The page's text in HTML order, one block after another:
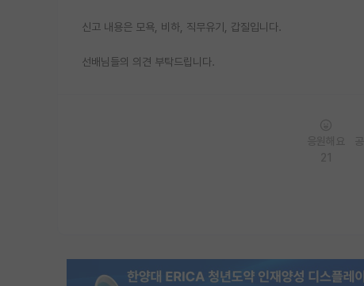
신고 내용은 모욕, 비하, 직무유기, 갑질입니다.
선배님들의 의견 부탁드립니다.